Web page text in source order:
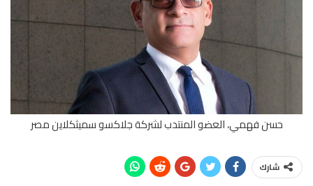
حسن فهمي، العضو المنتدب لشركة جلاكسو سميثكلاين مصر
شارك